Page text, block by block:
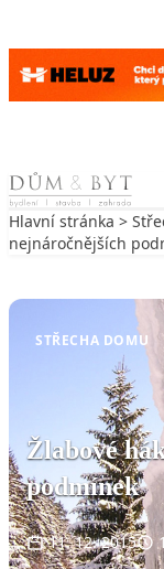
Skip to content
Hlavní stránka >
nejnáročnějších
STŘECHA DOMU
Žlabové
podmínek
11. 12. 2015